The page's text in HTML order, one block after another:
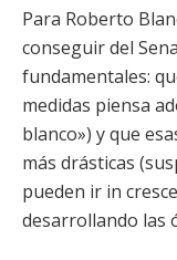
Para Roberto
conseguir del
fundamentales:
medidas piensa
blanco») y que
más drásticas
pueden ir in
desarrollando las